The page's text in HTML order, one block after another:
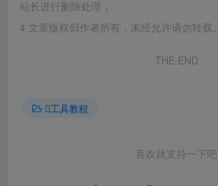
站长进行删除处理；
4 文章版权归作者所有，未经允许请勿转载。
THE END
工具教程
喜欢就支持一下吧